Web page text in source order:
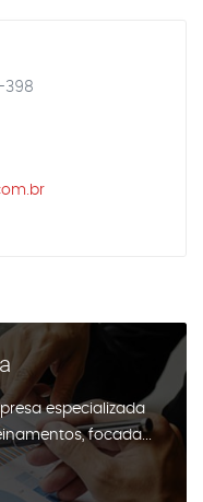
398
especializada
focada...